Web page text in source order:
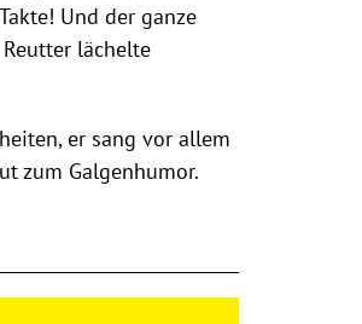
Und der ganze
lächelte
er sang vor allem
zum Galgenhumor.